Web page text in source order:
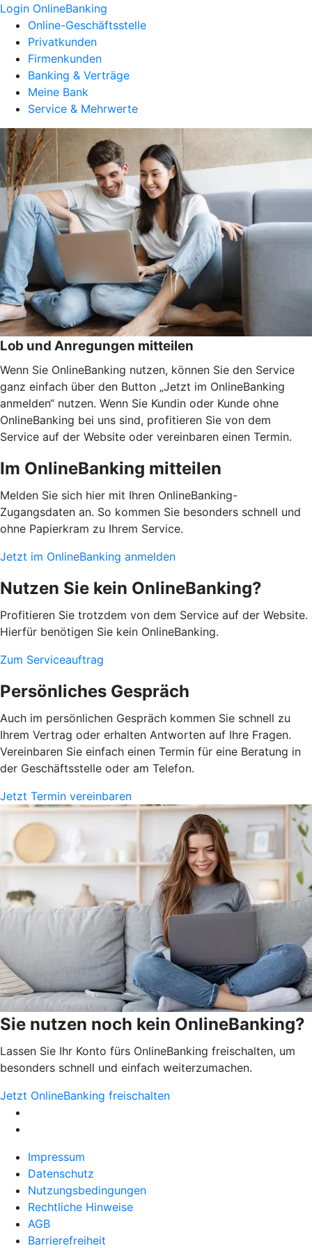
Login OnlineBanking
Online-Geschäftsstelle
Privatkunden
Firmenkunden
Banking & Verträge
Meine Bank
Service & Mehrwerte
Lob und Anregungen mitteilen
Wenn Sie OnlineBanking nutzen, können Sie den Service
ganz einfach über den Button „Jetzt im OnlineBanking
anmelden“ nutzen. Wenn Sie Kundin oder Kunde ohne
OnlineBanking bei uns sind, profitieren Sie von dem
Service auf der Website oder vereinbaren einen Termin.
Im OnlineBanking mitteilen
Melden Sie sich hier mit Ihren OnlineBanking-
Zugangsdaten an. So kommen Sie besonders schnell und
ohne Papierkram zu Ihrem Service.
Jetzt im OnlineBanking anmelden
Nutzen Sie kein OnlineBanking?
Profitieren Sie trotzdem von dem Service auf der Website.
Hierfür benötigen Sie kein OnlineBanking.
Zum Serviceauftrag
Persönliches Gespräch
Auch im persönlichen Gespräch kommen Sie schnell zu
Ihrem Vertrag oder erhalten Antworten auf Ihre Fragen.
Vereinbaren Sie einfach einen Termin für eine Beratung in
der Geschäftsstelle oder am Telefon.
Jetzt Termin vereinbaren
Sie nutzen noch kein OnlineBanking?
Lassen Sie Ihr Konto fürs OnlineBanking freischalten, um
besonders schnell und einfach weiterzumachen.
Jetzt OnlineBanking freischalten
Impressum
Datenschutz
Nutzungsbedingungen
Rechtliche Hinweise
AGB
Barrierefreiheit